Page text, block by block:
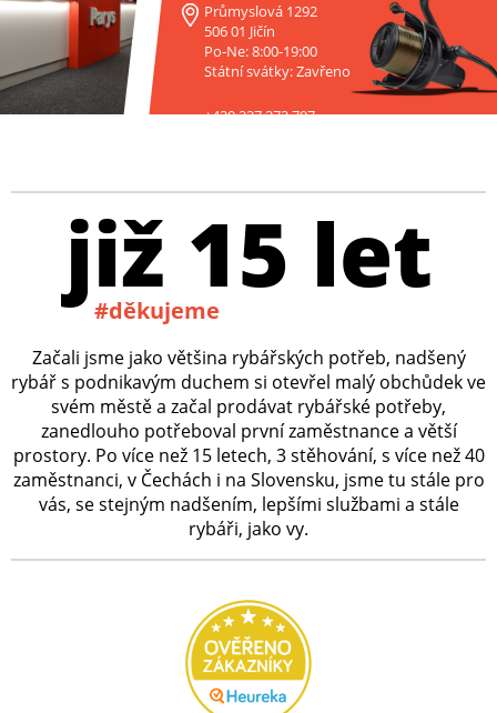
Průmyslová 1292
506 01 Jičín
Po-Ne: 8:00-19:00
Státní svátky: Zavřeno
+420 227 272 797
již 15 let
#děkujeme
Začali jsme jako většina rybářských potřeb, nadšený
rybář s podnikavým duchem si otevřel malý obchůdek ve
svém městě a začal prodávat rybářské potřeby,
zanedlouho potřeboval první zaměstnance a větší
prostory. Po více než 15 letech, 3 stěhování, s více než 40
zaměstnanci, v Čechách i na Slovensku, jsme tu stále pro
vás, se stejným nadšením, lepšími službami a stále
rybáři, jako vy.